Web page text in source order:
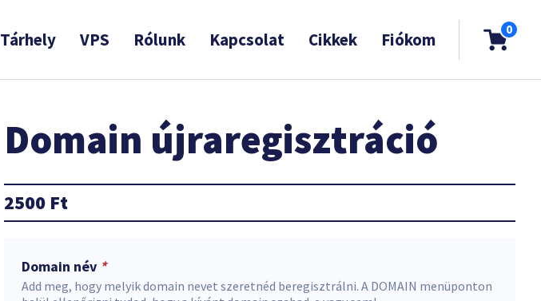
Tárhely VPS Rólunk Kapcsolat Cikkek Fiókom 0
Domain újraregisztráció
2500 Ft
Domain név *
Add meg, hogy melyik domain nevet szeretnéd beregisztrálni. A DOMAIN menüponton